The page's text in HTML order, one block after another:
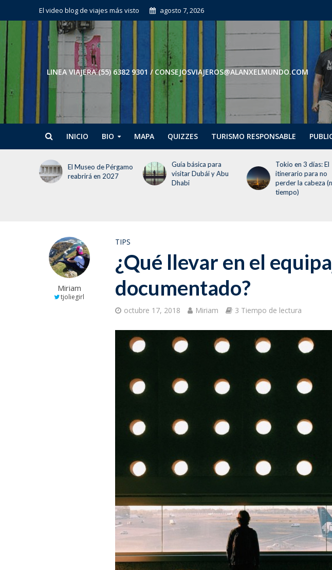
El video blog de viajes más visto agosto 7, 2026
LINEA VIAJERA (55) 6382 9301 / CONSEJOSVIAJEROS@ALANXELMUNDO.COM
INICIO BIO MAPA QUIZZES TURISMO RESPONSABLE
Guía básica para
visitar Dubái y Abu
Tokio en 3 días: El
itinerario para no
perder la cabeza (ni el
Guía de Málaga:
ver y hacer en tu
visita
Miriam
tjoliegirl
TIPS
¿Qué llevar en el
documentado?
octubre 17, 2018 Miriam 3 Tiempo de lectura